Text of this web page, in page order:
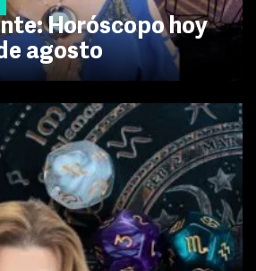
Horóscopo hoy
agosto